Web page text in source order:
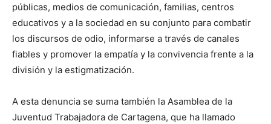
públicas, medios de comunicación, familias, centros
educativos y a la sociedad en su conjunto para combatir
los discursos de odio, informarse a través de canales
fiables y promover la empatía y la convivencia frente a la
división y la estigmatización.
A esta denuncia se suma también la Asamblea de la
Juventud Trabajadora de Cartagena, que ha llamado